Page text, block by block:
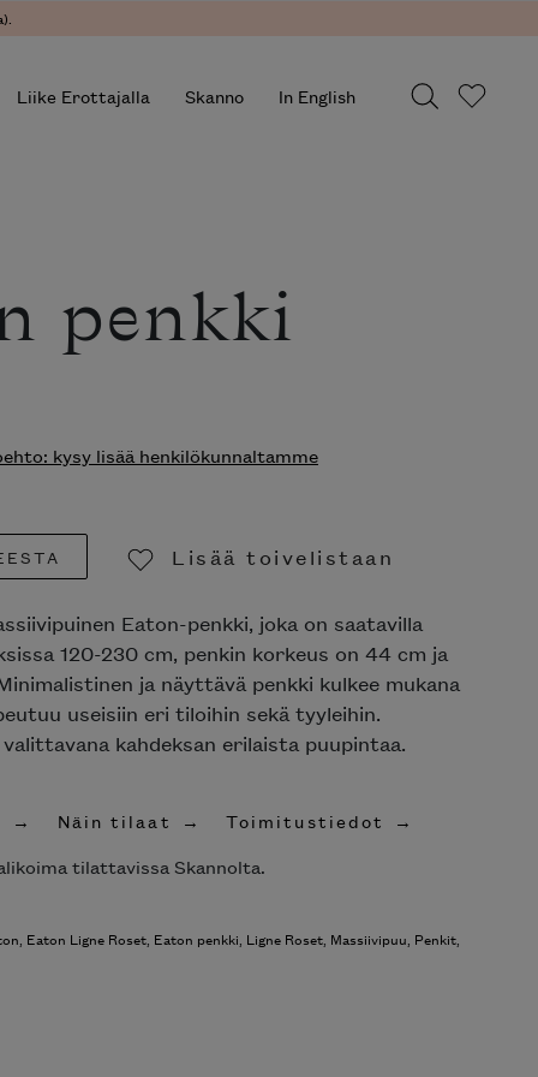
Liike Erottajalla Skanno In English
penkki
kysy lisää henkilökunnaltamme
Lisää toivelistaan
Eaton-penkki, joka on saatavilla
120-230 cm, penkin korkeus on 44 cm ja
ja näyttävä penkki kulkee mukana
useisiin eri tiloihin sekä tyyleihin.
kahdeksan erilaista puupintaa.
Näin tilaat
Toimitustiedot
tilattavissa Skannolta.
, Eaton Ligne Roset, Eaton penkki, Ligne Roset, Massiivipuu, Penkit,